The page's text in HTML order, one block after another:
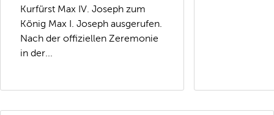
Kurfürst Max IV. Joseph zum
König Max I. Joseph ausgerufen.
Nach der offiziellen Zeremonie
in der...